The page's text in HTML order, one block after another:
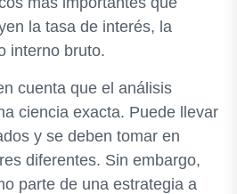
la tasa de interés, la
interno bruto.
cuenta que el análisis
ciencia exacta. Puede llevar
y se deben tomar en
diferentes. Sin embargo,
parte de una estrategia a